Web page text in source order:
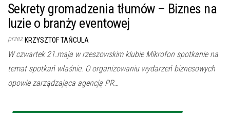
Sekrety gromadzenia tłumów – Biznes na
luzie o branży eventowej
przez KRZYSZTOF TAŃCULA
W czwartek 21.maja w rzeszowskim klubie Mikrofon spotkanie na
temat spotkań właśnie. O organizowaniu wydarzeń biznesowych
opowie zarządzająca agencją PR…